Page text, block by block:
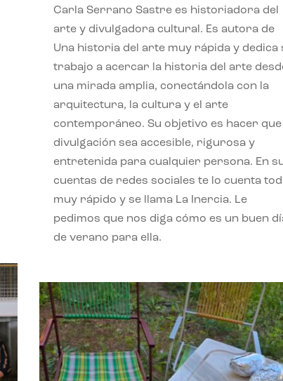
Carla Serrano Sastre es historiadora del
arte y divulgadora cultural. Es autora de
Una historia del arte muy rápida y dedica
trabajo a acercar la historia del arte
una mirada amplia, conectándola con la
arquitectura, la cultura y el arte
contemporáneo. Su objetivo es hacer que
divulgación sea accesible, rigurosa y
entretenida para cualquier persona. En
cuentas de redes sociales te lo cuenta
muy rápido y se llama La Inercia. Le
pedimos que nos diga cómo es un buen
de verano para ella.